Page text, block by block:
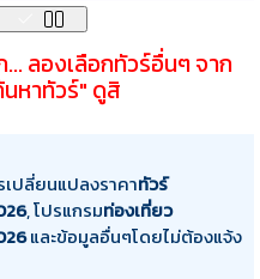
ลองเลือกทัวร์อื่นๆ จาก
หาทัวร์" ดูสิ
เปลี่ยนแปลงราคาทัวร์
, โปรแกรมท่องเที่ยว
และข้อมูลอื่นๆโดยไม่ต้องแจ้ง